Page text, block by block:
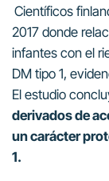
Científicos
2017 donde
infantes con el
DM tipo 1,
El estudio
derivados de
un carácter
1.